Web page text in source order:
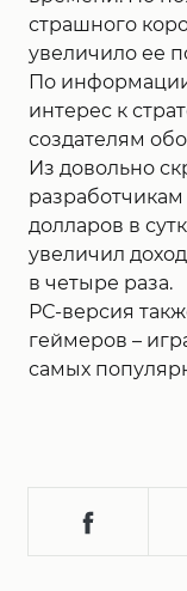
страшного
увеличило ее
По
интерес к
создателям
Из довольно
разработчикам
долларов в
увеличил
в четыре раза.
РС-версия
геймеров –
самых